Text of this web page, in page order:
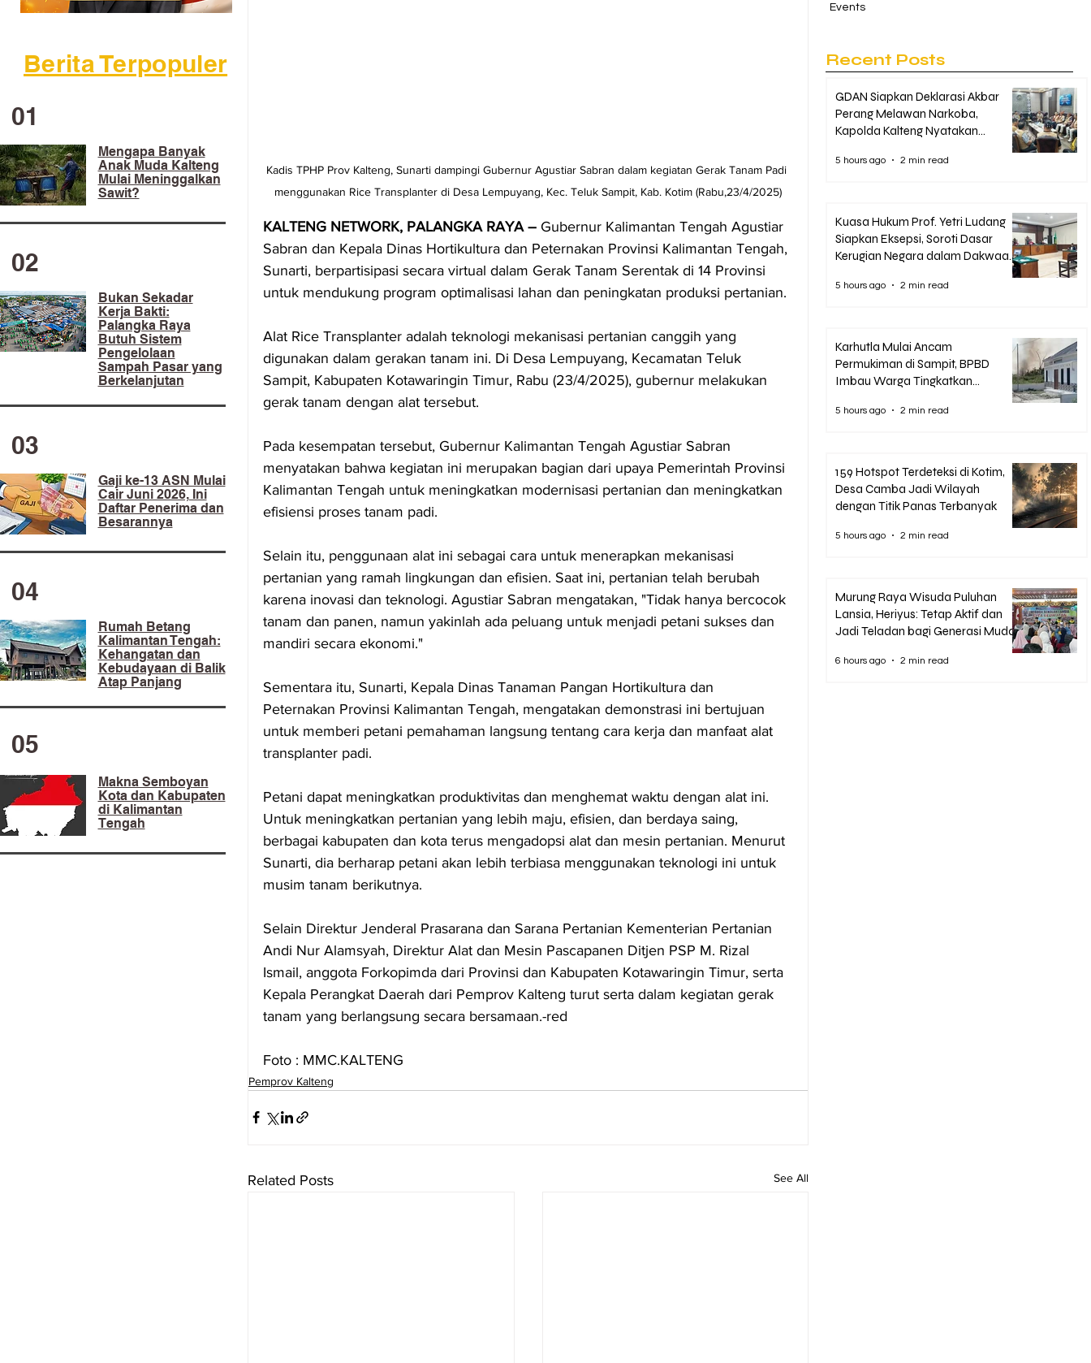
Berita Terpopuler
01
Mengapa Banyak
Anak Muda Kalteng
Mulai Meninggalkan
Sawit?
02
​Bukan Sekadar
Kerja Bakti:
Palangka Raya
Butuh Sistem
Pengelolaan
Sampah Pasar yang
Berkelanjutan
03
Gaji ke-13 ASN Mulai
Cair Juni 2026, Ini
Daftar Penerima dan
Besarannya
04
Rumah Betang
Kalimantan Tengah:
Kehangatan dan
Kebudayaan di Balik
Atap Panjang
05
Makna Semboyan
Kota dan Kabupaten
di Kalimantan
Tengah
Kadis TPHP Prov Kalteng, Sunarti dampingi Gubernur Agustiar Sabran dalam kegiatan Gerak Tanam Padi
menggunakan Rice Transplanter di Desa Lempuyang, Kec. Teluk Sampit, Kab. Kotim (Rabu,23/4/2025)
KALTENG NETWORK, PALANGKA RAYA – Gubernur Kalimantan Tengah Agustiar
Sabran dan Kepala Dinas Hortikultura dan Peternakan Provinsi Kalimantan Tengah,
Sunarti, berpartisipasi secara virtual dalam Gerak Tanam Serentak di 14 Provinsi
untuk mendukung program optimalisasi lahan dan peningkatan produksi pertanian.
Alat Rice Transplanter adalah teknologi mekanisasi pertanian canggih yang
digunakan dalam gerakan tanam ini. Di Desa Lempuyang, Kecamatan Teluk
Sampit, Kabupaten Kotawaringin Timur, Rabu (23/4/2025), gubernur melakukan
gerak tanam dengan alat tersebut.
Pada kesempatan tersebut, Gubernur Kalimantan Tengah Agustiar Sabran
menyatakan bahwa kegiatan ini merupakan bagian dari upaya Pemerintah Provinsi
Kalimantan Tengah untuk meningkatkan modernisasi pertanian dan meningkatkan
efisiensi proses tanam padi.
Selain itu, penggunaan alat ini sebagai cara untuk menerapkan mekanisasi
pertanian yang ramah lingkungan dan efisien. Saat ini, pertanian telah berubah
karena inovasi dan teknologi. Agustiar Sabran mengatakan, "Tidak hanya bercocok
tanam dan panen, namun yakinlah ada peluang untuk menjadi petani sukses dan
mandiri secara ekonomi."
Sementara itu, Sunarti, Kepala Dinas Tanaman Pangan Hortikultura dan
Peternakan Provinsi Kalimantan Tengah, mengatakan demonstrasi ini bertujuan
untuk memberi petani pemahaman langsung tentang cara kerja dan manfaat alat
transplanter padi.
Petani dapat meningkatkan produktivitas dan menghemat waktu dengan alat ini.
Untuk meningkatkan pertanian yang lebih maju, efisien, dan berdaya saing,
berbagai kabupaten dan kota terus mengadopsi alat dan mesin pertanian. Menurut
Sunarti, dia berharap petani akan lebih terbiasa menggunakan teknologi ini untuk
musim tanam berikutnya.
Selain Direktur Jenderal Prasarana dan Sarana Pertanian Kementerian Pertanian
Andi Nur Alamsyah, Direktur Alat dan Mesin Pascapanen Ditjen PSP M. Rizal
Ismail, anggota Forkopimda dari Provinsi dan Kabupaten Kotawaringin Timur, serta
Kepala Perangkat Daerah dari Pemprov Kalteng turut serta dalam kegiatan gerak
tanam yang berlangsung secara bersamaan.-red
Foto : MMC.KALTENG
Pemprov Kalteng
Related Posts See All
Events
Recent Posts
GDAN Siapkan Deklarasi Akbar
Perang Melawan Narkoba,
Kapolda Kalteng Nyatakan
5 hours ago 2 min read
Kuasa Hukum Prof. Yetri Ludang
Siapkan Eksepsi, Soroti Dasar
Kerugian Negara dalam Dakwaan
5 hours ago 2 min read
Karhutla Mulai Ancam
Permukiman di Sampit, BPBD
Imbau Warga Tingkatkan
5 hours ago 2 min read
159 Hotspot Terdeteksi di Kotim,
Desa Camba Jadi Wilayah
dengan Titik Panas Terbanyak
5 hours ago 2 min read
Murung Raya Wisuda Puluhan
Lansia, Heriyus: Tetap Aktif dan
Jadi Teladan bagi Generasi Muda
6 hours ago 2 min read